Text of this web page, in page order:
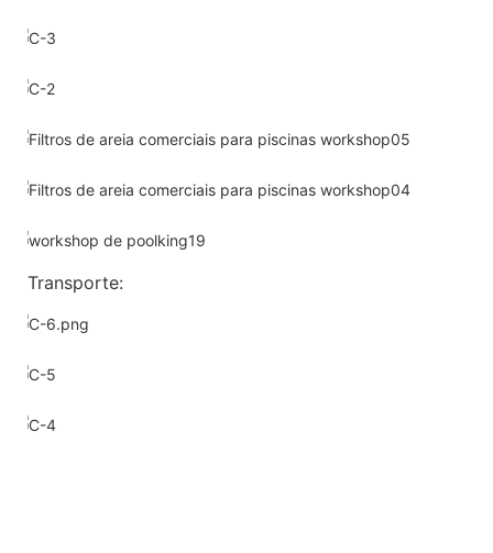
Transporte: